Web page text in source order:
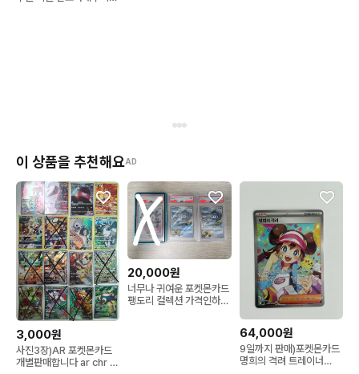
이 상품을 추천해요AD
3,000원
사진3장)AR 포켓몬카드
개별판매합니다 ar chr 개
20,000원
너무나 귀여운 포켓몬카드
팽도리 컬렉션 가격인하
64,000원
9일까지 판매)포켓몬카드
명희의 격려 트레이너